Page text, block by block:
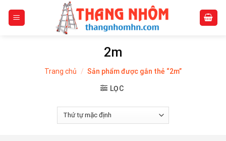
2m
Trang chủ / Sản phẩm được gắn thẻ “2m”
LỌC